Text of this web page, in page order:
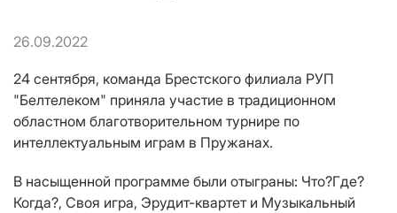
26.09.2022
24 сентября, команда Брестского филиала РУП
"Белтелеком" приняла участие в традиционном
областном благотворительном турнире по
интеллектуальным играм в Пружанах.
В насыщенной программе были отыграны: Что?Где?
Когда?, Своя игра, Эрудит-квартет и Музыкальный